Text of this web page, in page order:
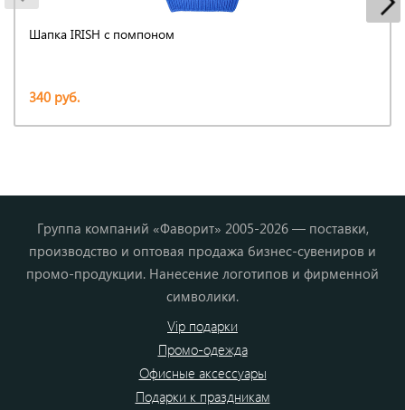
Шапка IRISH с помпоном
340 руб.
Группа компаний «Фаворит» 2005-2026 — поставки,
производство и оптовая продажа бизнес-сувениров и
промо-продукции. Нанесение логотипов и фирменной
символики.
Vip подарки
Промо-одежда
Офисные аксессуары
Подарки к праздникам